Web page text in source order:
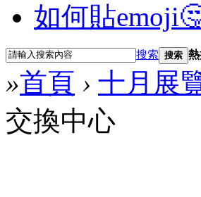
如何貼
搜索 搜索
»首頁 › 十月展
交換中心